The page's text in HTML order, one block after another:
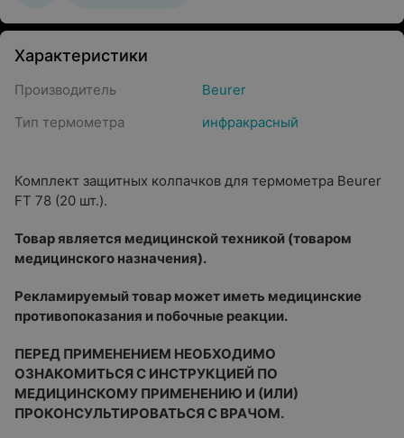
Характеристики
Производитель
Beurer
Тип термометра
инфракрасный
Комплект защитных колпачков для термометра Beurer
FT 78 (20 шт.).
Товар является медицинской техникой (товаром
медицинского назначения).
Рекламируемый товар может иметь медицинские
противопоказания и побочные реакции.
ПЕРЕД ПРИМЕНЕНИЕМ НЕОБХОДИМО
ОЗНАКОМИТЬСЯ С ИНСТРУКЦИЕЙ ПО
МЕДИЦИНСКОМУ ПРИМЕНЕНИЮ И (ИЛИ)
ПРОКОНСУЛЬТИРОВАТЬСЯ С ВРАЧОМ.